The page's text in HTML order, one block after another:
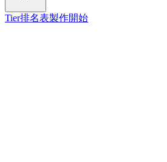
Tier排名表製作開始